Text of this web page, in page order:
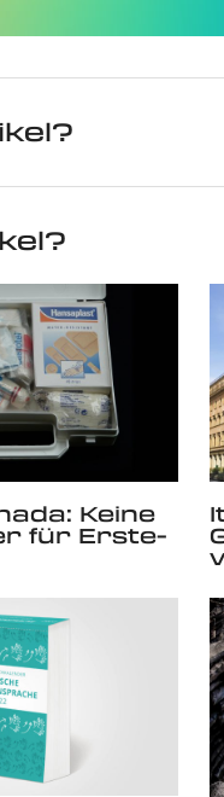
Keine
für Erste-